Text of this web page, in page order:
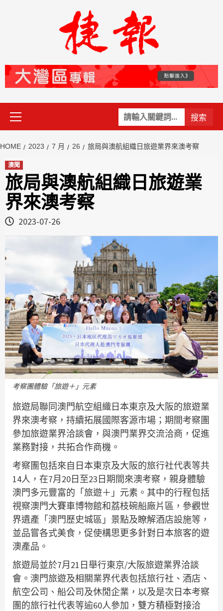
關
鍵
Primary
Menu
HOME 2023 7 月 26 旅局與澳航組織日旅遊業界來澳考察
澳聞
旅局與澳航組織日旅遊業
界來澳考察
2023-07-26
考察團體驗「旅遊＋」元素
旅遊局聯同澳門航空組織日本東京及大阪的旅遊業
界來澳考察，持續拓展國際客源市場；期間考察團
參加旅遊業界洽談會，與澳門業界交流洽商，促進
業務對接，共拓合作商機。
考察團包括來自日本東京及大阪的旅行社代表等共
14人，在7月20日至23日期間來澳考察，親身體驗
澳門多元豐富的「旅遊＋」元素。其中的行程包括
視察澳門大賽車博物館和荔枝碗船廠片區，參觀世
界遺產「澳門歷史城區」景點及瞭解酒店設施等，
並品嘗各式美食，促使構思更多針對日本旅客的遊
澳產品。
旅遊局並於7月21日舉行東京/大阪旅遊業界洽談
會。澳門旅遊及相關業界代表包括旅行社、酒店、
航空公司、船公司及休閒企業，以及是次日本考察
團的旅行社代表等逾60人參加，雙方積極對接洽